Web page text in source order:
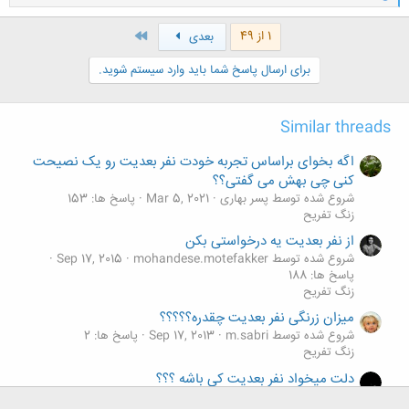
ا
ک
1 از 49 بعدی
برای ارسال پاسخ شما باید وارد سیستم شوید.
Similar threads
اگه بخوای براساس تجربه خودت نفر بعدیت رو یک نصیحت
کنی چی بهش می گفتی؟؟
شروع شده توسط پسر بهاری Mar 5, 2021
پاسخ ها: 153
زنگ تفريح
از نفر بعدیت یه درخواستی بکن
شروع شده توسط mohandese.motefakker
Sep 17, 2015
پاسخ ها: 188
زنگ تفريح
میزان زرنگی نفر بعدیت چقدره؟؟؟؟؟
شروع شده توسط m.sabri Sep 17, 2013 پاسخ ها: 2
زنگ تفريح
دلت میخواد نفر بعدیت کی باشه ؟؟؟